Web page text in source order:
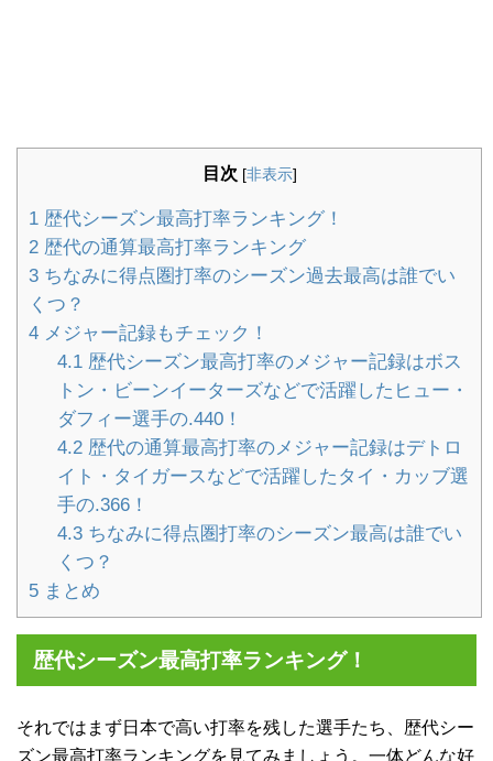
目次 [非表示]
1 歴代シーズン最高打率ランキング！
2 歴代の通算最高打率ランキング
3 ちなみに得点圏打率のシーズン過去最高は誰でい
くつ？
4 メジャー記録もチェック！
4.1歴代シーズン最高打率のメジャー記録はボス
トン・ビーンイーターズなどで活躍したヒュー・
ダフィー選手の.440！
4.2歴代の通算最高打率のメジャー記録はデトロ
イト・タイガースなどで活躍したタイ・カッブ選
手の.366！
4.3ちなみに得点圏打率のシーズン最高は誰でい
くつ？
5 まとめ
歴代シーズン最高打率ランキング！
それではまず日本で高い打率を残した選手たち、歴代シー
ズン最高打率ランキングを見てみましょう。一体どんな好